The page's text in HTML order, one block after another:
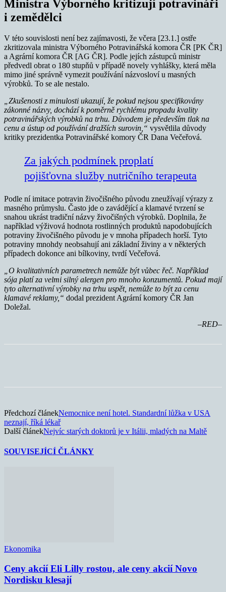
Ministra Výborného kritizují potravináři
i zemědělci
V této souvislosti není bez zajímavosti, že včera [23.1.] ostře
zkritizovala ministra Výborného Potravinářská komora ČR [PK ČR]
a Agrární komora ČR [AG ČR]. Podle jejích zástupců ministr
předvedl obrat o 180 stupňů v případě novely vyhlášky, která měla
mimo jiné správně vymezit používání názvosloví u masných
výrobků. To se ale nestalo.
„Zkušenosti z minulosti ukazují, že pokud nejsou specifikovány
zákonné názvy, dochází k poměrně rychlému propadu kvality
potravinářských výrobků na trhu. Důvodem je především tlak na
cenu a ústup od používání dražších surovin,“ vysvětlila důvody
kritiky prezidentka Potravinářské komory ČR Dana Večeřová.
Za jakých podmínek proplatí
pojišťovna služby nutričního terapeuta
Podle ní imitace potravin živočišného původu zneužívají výrazy z
masného průmyslu. Často jde o zavádějící a klamavé tvrzení se
snahou ukrást tradiční názvy živočišných výrobků. Doplnila, že
například výživová hodnota rostlinných produktů napodobujících
potraviny živočišného původu je v mnoha případech horší. Tyto
potraviny mnohdy neobsahují ani základní živiny a v některých
případech dokonce ani bílkoviny, tvrdí Večeřová.
„O kvalitativních parametrech nemůže být vůbec řeč. Například
sója platí za velmi silný alergen pro mnoho konzumentů. Pokud mají
tyto alternativní výrobky na trhu uspět, nemůže to být za cenu
klamavé reklamy,“ dodal prezident Agrární komory ČR Jan
Doležal.
–RED–
Předchozí článekNemocnice není hotel. Standardní lůžka v USA
neznají, říká lékař
Další článekNejvíc starých doktorů je v Itálii, mladých na Maltě
SOUVISEJÍCÍ ČLÁNKY
Ekonomika
Ceny akcií Eli Lilly rostou, ale ceny akcií Novo
Nordisku klesají